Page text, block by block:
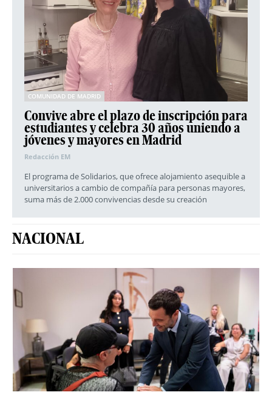
COMUNIDAD DE MADRID
Convive abre el plazo de inscripción para
estudiantes y celebra 30 años uniendo a
jóvenes y mayores en Madrid
Redacción EM
El programa de Solidarios, que ofrece alojamiento asequible a
universitarios a cambio de compañía para personas mayores,
suma más de 2.000 convivencias desde su creación
NACIONAL